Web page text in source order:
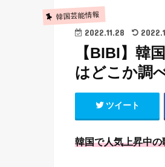
韓国芸能情報
2022.11.28
【BIBI】韓
はどこか調
ツイート
韓国で人気上昇中